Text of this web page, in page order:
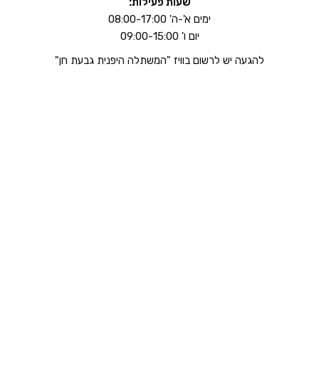
ימים א'-ה' 08:00-17:00
יום ו' 09:00-15:00
להגעה יש לרשום בוויז "המשתלה היפנית גבעת חן"